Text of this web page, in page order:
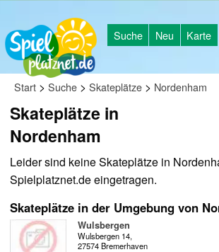
Suche Neu Karte
Start > Suche > Skateplätze > Nordenham
Skateplätze in
Nordenham
Leider sind keine Skateplätze in
Spielplatznet.de eingetragen.
Skateplätze in der Umgebung von
Wulsbergen
Wulsbergen 14,
27574 Bremerhaven